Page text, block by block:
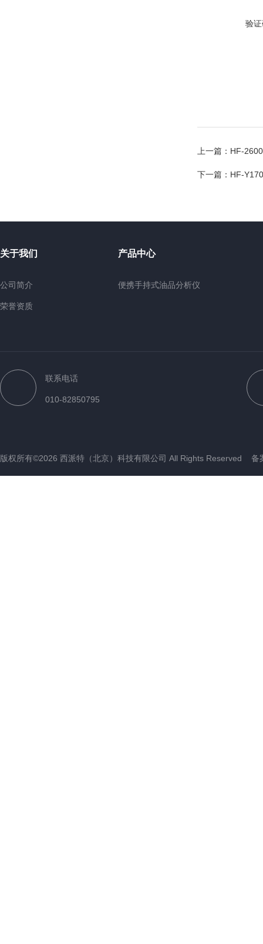
验
上一篇： HF-
下一篇： HF-
关于我们
公司简介
荣誉资质
产品中心
便携手持式油品分析仪
联系电话
010-82850795
版权所有©2026 西派特（北京）科技有限公司 All Rights Reserved 备